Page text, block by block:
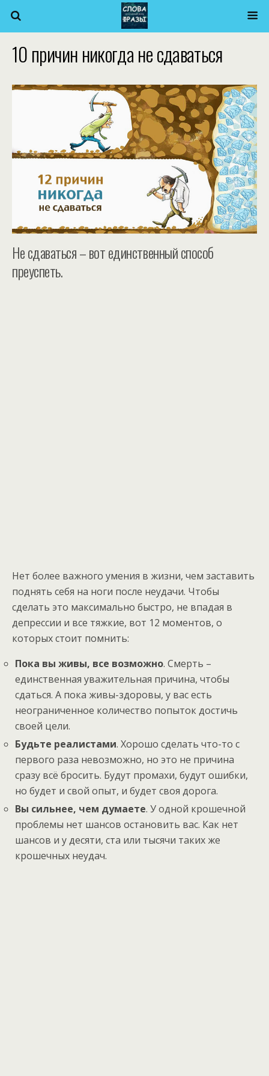
10 причин никогда не сдаваться
Не сдаваться – вот единственный способ
преуспеть.
Нет более важного умения в жизни, чем заставить
поднять себя на ноги после неудачи. Чтобы
сделать это максимально быстро, не впадая в
депрессии и все тяжкие, вот 12 моментов, о
которых стоит помнить:
Пока вы живы, все возможно. Смерть –
единственная уважительная причина, чтобы
сдаться. А пока живы-здоровы, у вас есть
неограниченное количество попыток достичь
своей цели.
Будьте реалистами. Хорошо сделать что-то с
первого раза невозможно, но это не причина
сразу всё бросить. Будут промахи, будут ошибки,
но будет и свой опыт, и будет своя дорога.
Вы сильнее, чем думаете. У одной крошечной
проблемы нет шансов остановить вас. Как нет
шансов и у десяти, ста или тысячи таких же
крошечных неудач.